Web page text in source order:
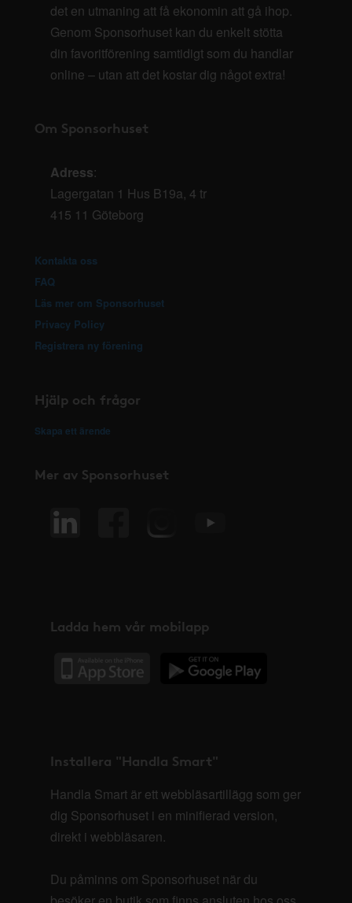
det en utmaning att få ekonomin att gå ihop.
Genom Sponsorhuset kan du enkelt stötta
din favoritförening samtidigt som du handlar
online – utan att det kostar dig något extra!
Om Sponsorhuset
Adress:
Lagergatan 1 Hus B19a, 4 tr
415 11 Göteborg
Kontakta oss
FAQ
Läs mer om Sponsorhuset
Privacy Policy
Registrera ny förening
Hjälp och frågor
Skapa ett ärende
Mer av Sponsorhuset
Ladda hem vår mobilapp
Installera "Handla Smart"
Handla Smart är ett webbläsartillägg som ger
dig Sponsorhuset i en minifierad version,
direkt i webbläsaren.
Du påminns om Sponsorhuset när du